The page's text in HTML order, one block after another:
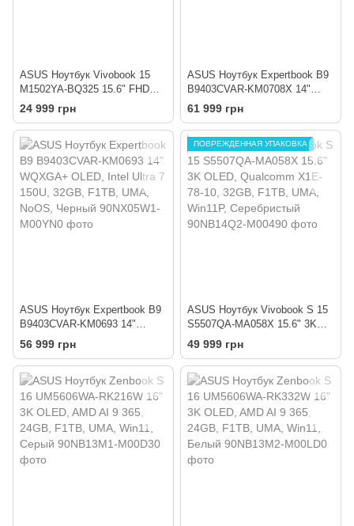
ASUS Ноутбук Vivobook 15
M1502YA-BQ325 15.6" FHD
IPS, AMD R5-7430U, 16GB,
F512GB, UMA, NoOS, Голубой
24 999 грн
ASUS Ноутбук Expertbook B9
B9403CVAR-KM0708X 14"
WQXGA+ OLED, Intel Ultra 7
150U, 32GB, F1TB, UMA,
Win11P, Черный
61 999 грн
ASUS Ноутбук Expertbook B9
B9403CVAR-KM0693 14"
WQXGA+ OLED, Intel Ultra 7
150U, 32GB, F1TB, UMA,
NoOS, Черный
56 999 грн
ПОВРЕЖДЕННАЯ УПАКОВКА
ASUS Ноутбук Vivobook S 15
S5507QA-MA058X 15.6" 3K
OLED, Qualcomm X1E-78-10,
32GB, F1TB, UMA, Win11P,
Серебристый
49 999 грн